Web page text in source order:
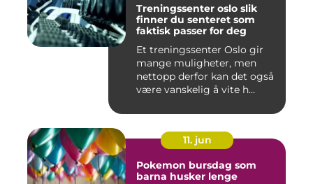
Treningssenter oslo slik
finner du senteret som
faktisk passer for deg
Et treningssenter Oslo gir
mange muligheter, men
nettopp derfor kan det også
være vanskelig å vite h...
11. jun
Pokemon bursdag som
barna husker lenge